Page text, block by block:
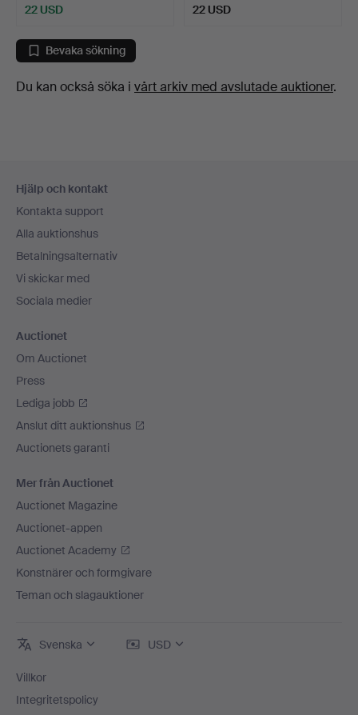
22 USD 22 USD
Bevaka sökning
Du kan också söka i vårt arkiv med avslutade auktioner.
Hjälp och kontakt
Kontakta support
Alla auktionshus
Betalningsalternativ
Vi skickar med
Sociala medier
Auctionet
Om Auctionet
Press
Lediga jobb
Anslut ditt auktionshus
Auctionets garanti
Mer från Auctionet
Auctionet Magazine
Auctionet-appen
Auctionet Academy
Konstnärer och formgivare
Teman och slagauktioner
Svenska USD
Villkor
Integritetspolicy